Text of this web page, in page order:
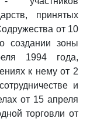
принятых
от 10
создании зоны
1994 года,
к нему от 2
и
от 15 апреля
торговли от